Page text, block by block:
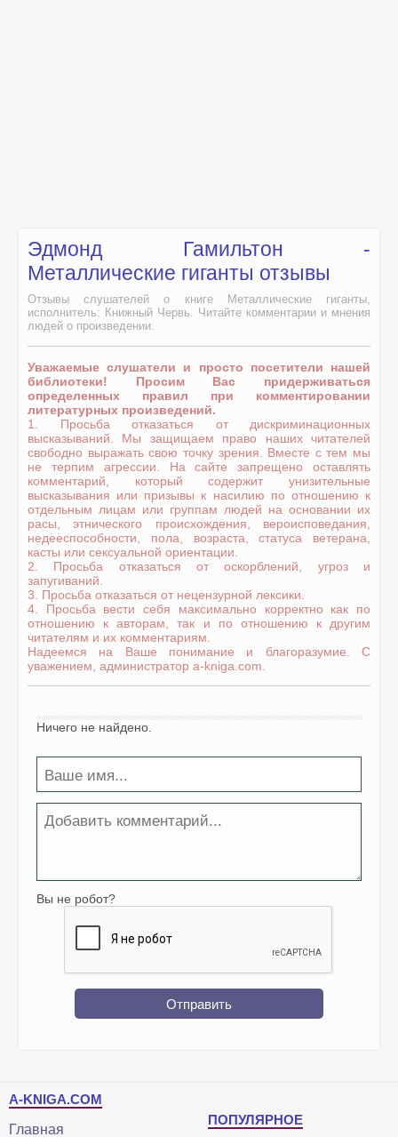
Эдмонд Гамильтон -
Металлические гиганты отзывы
Отзывы слушателей о книге Металлические гиганты,
исполнитель: Книжный Червь. Читайте комментарии и мнения
людей о произведении.
Уважаемые слушатели и просто посетители нашей
библиотеки! Просим Вас придерживаться
определенных правил при комментировании
литературных произведений.
1. Просьба отказаться от дискриминационных
высказываний. Мы защищаем право наших читателей
свободно выражать свою точку зрения. Вместе с тем мы
не терпим агрессии. На сайте запрещено оставлять
комментарий, который содержит унизительные
высказывания или призывы к насилию по отношению к
отдельным лицам или группам людей на основании их
расы, этнического происхождения, вероисповедания,
недееспособности, пола, возраста, статуса ветерана,
касты или сексуальной ориентации.
2. Просьба отказаться от оскорблений, угроз и
запугиваний.
3. Просьба отказаться от нецензурной лексики.
4. Просьба вести себя максимально корректно как по
отношению к авторам, так и по отношению к другим
читателям и их комментариям.
Надеемся на Ваше понимание и благоразумие. С
уважением, администратор a-kniga.com.
Ничего не найдено.
Вы не робот?
Отправить
A-KNIGA.COM
Главная
ПОПУЛЯРНОЕ